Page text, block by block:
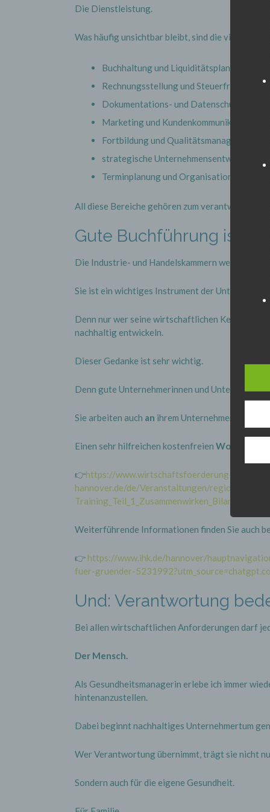
Die Dienstleistung.
Was häufig unsichtbar bleibt, sind die vielen
Buchhaltung und Liquiditätsplanung
Rechnungsstellung und Steuerfristen
Dokumentations- und
Marketing und Kundenkommunikation
Fortbildung und Qualitätsmanagement
strategische Unternehmensentwicklung
Terminplanung und Organisation
All diese Bereiche gehören zum
Gute Buchführung ist
Die Industrie- und Handelskammern weisen
Sie ist ein wichtiges Instrument der
Denn nur wer seine wirtschaftlichen Kennzahlen
nachhaltig entwickeln.
Dieser Gedanke ist sehr wichtig.
Denn gute Unternehmerinnen und Unternehmer
Sie arbeiten auch an ihrem Unternehmen.
Einen sehr hilfreichen kostenfreien Workshop
👉https://www.wirtschaftsfoerderung-
hannover.de/de/Veranstaltungen/
Weiterführende Informationen finden Sie auch
👉 https://www.ihk.de/hannover/
fuer-gruender-
Und: Verantwortung
Bei allen wirtschaftlichen Anforderungen darf
Der Mensch.
Als Gesundheitsmanagerin erlebe ich immer
hintenanzustellen.
Dabei beginnt nachhaltiges Unternehmertum
Wer Verantwortung übernimmt, trägt sie nicht
Sondern auch für die eigene Gesundheit.